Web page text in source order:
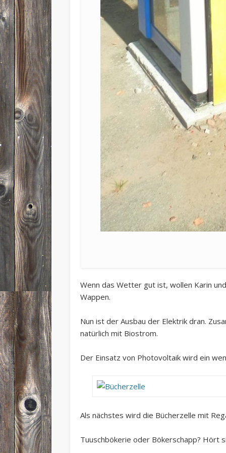
Wenn das Wetter gut ist, wollen Karin
Wappen.
Nun ist der Ausbau der Elektrik dran.
natürlich mit Biostrom.
Der Einsatz von Photovoltaik wird ein
Als nächstes wird die Bücherzelle mit
Tuuschbökerie oder Bökerschapp? Hört